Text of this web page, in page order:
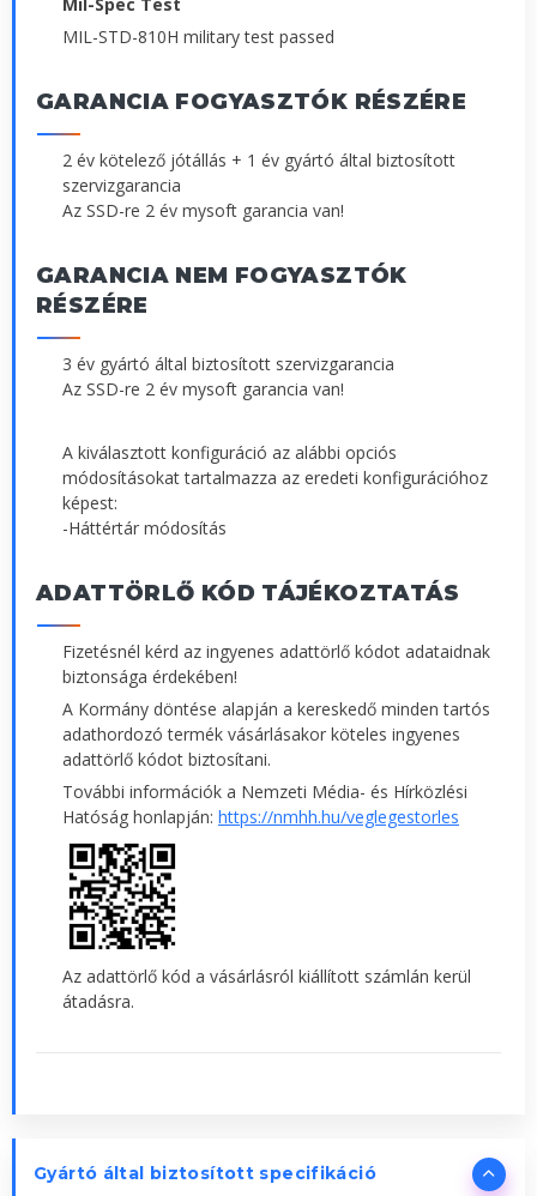
MIL-STD-810H military test passed
GARANCIA FOGYASZTÓK RÉSZÉRE
2 év kötelező jótállás + 1 év gyártó által biztosított
szervizgarancia
Az SSD-re 2 év mysoft garancia van!
GARANCIA NEM FOGYASZTÓK
RÉSZÉRE
3 év gyártó által biztosított szervizgarancia
Az SSD-re 2 év mysoft garancia van!
A kiválasztott konfiguráció az alábbi opciós
módosításokat tartalmazza az eredeti konfigurációhoz
képest:
-Háttértár módosítás
ADATTÖRLŐ KÓD TÁJÉKOZTATÁS
Fizetésnél kérd az ingyenes adattörlő kódot adataidnak
biztonsága érdekében!
A Kormány döntése alapján a kereskedő minden tartós
adathordozó termék vásárlásakor köteles ingyenes
adattörlő kódot biztosítani.
További információk a Nemzeti Média- és Hírközlési
Hatóság honlapján: https://nmhh.hu/veglegestorles
Az adattörlő kód a vásárlásról kiállított számlán kerül
átadásra.
Gyártó által biztosított specifikáció